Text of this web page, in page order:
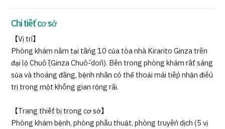
Chi tiết cơ sở
【Vị trí】
Phòng khám nằm tại tầng 10 của tòa nhà Kirarito Ginza trên
đại lộ Chūō (Ginza Chūō-dōri). Bên trong phòng khám rất sáng
sủa và thoáng đãng, bệnh nhân có thể thoải mái tiếp nhận điều
trị trong một không gian rộng rãi.
【Trang thiết bị trong cơ sở】
Phòng khám bệnh, phòng phẫu thuật, phòng truyền dịch (5 vị